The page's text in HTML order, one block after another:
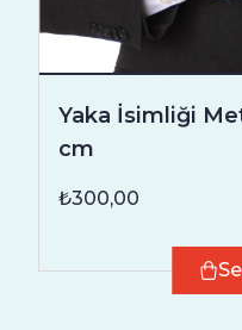
Yaka İsimliği
cm
₺300,00